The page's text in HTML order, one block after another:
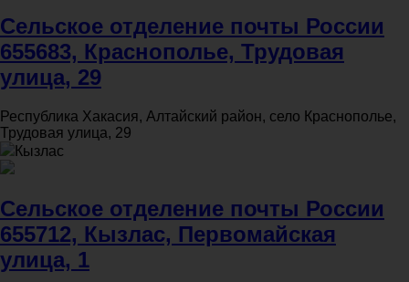
Сельское отделение почты России
655683, Краснополье, Трудовая
улица, 29
Республика Хакасия, Алтайский район, село Краснополье,
Трудовая улица, 29
Кызлас
Сельское отделение почты России
655712, Кызлас, Первомайская
улица, 1